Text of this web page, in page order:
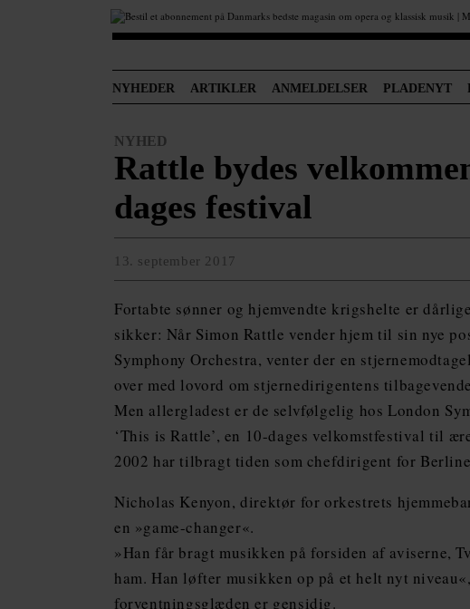
NYHEDER ARTIKLER ANMELDELSER PLADENYT
NYHED
Rattle bydes
dages festival
13. september 2017
Fortabte sønner og hjemvendte krigshelte er
sikker: Når Simon Rattle vender hjem til sin nye
Symphony Orchestra, venter der en
over med lovord om stjernedirigentens
Men allergladest er de selvfølgelig hos London
‘This is Rattle’, en 10-dages velkomstfestival til
2002 har tilbragt tiden som chefdirigent for
Nicholas Kenyon, direktør for orkestrets
en »game-changer«.
»Han får bragt musikken på forsiden af aviserne,
ham. Han løfter musikken op på et helt nyt
forventningsglæden er gensidig.